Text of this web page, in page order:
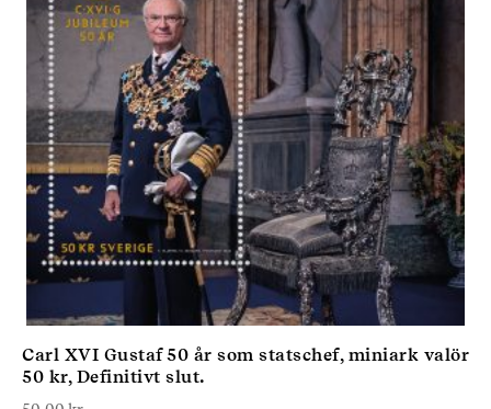
Carl XVI Gustaf 50 år som statschef, miniark valör
50 kr, Definitivt slut.